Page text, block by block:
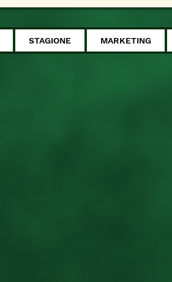
STAGIONE MARKETING